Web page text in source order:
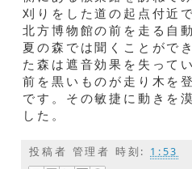
刈りをした道の起点付近
北方博物館の前を走る自
夏の森では聞くことがで
た森は遮音効果を失って
前を黒いものが走り木を
です。その敏捷に動きを
した。
投稿者 管理者 時刻: 1:53